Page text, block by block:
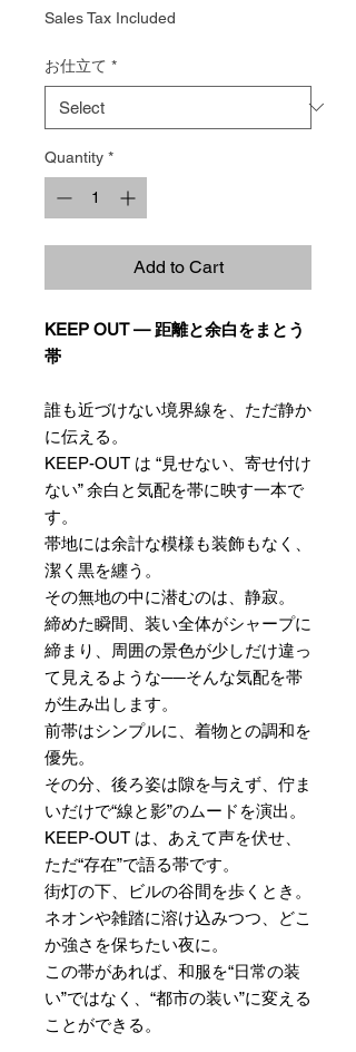
Sales Tax Included
お仕立て *
Quantity *
Add to Cart
KEEP OUT — 距離と余白をまとう
帯
誰も近づけない境界線を、ただ静か
に伝える。
KEEP-OUT は “見せない、寄せ付け
ない” 余白と気配を帯に映す一本で
す。
帯地には余計な模様も装飾もなく、
潔く黒を纏う。
その無地の中に潜むのは、静寂。
締めた瞬間、装い全体がシャープに
締まり、周囲の景色が少しだけ違っ
て見えるような──そんな気配を帯
が生み出します。
前帯はシンプルに、着物との調和を
優先。
その分、後ろ姿は隙を与えず、佇ま
いだけで“線と影”のムードを演出。
KEEP-OUT は、あえて声を伏せ、
ただ“存在”で語る帯です。
街灯の下、ビルの谷間を歩くとき。
ネオンや雑踏に溶け込みつつ、どこ
か強さを保ちたい夜に。
この帯があれば、和服を“日常の装
い”ではなく、“都市の装い”に変える
ことができる。